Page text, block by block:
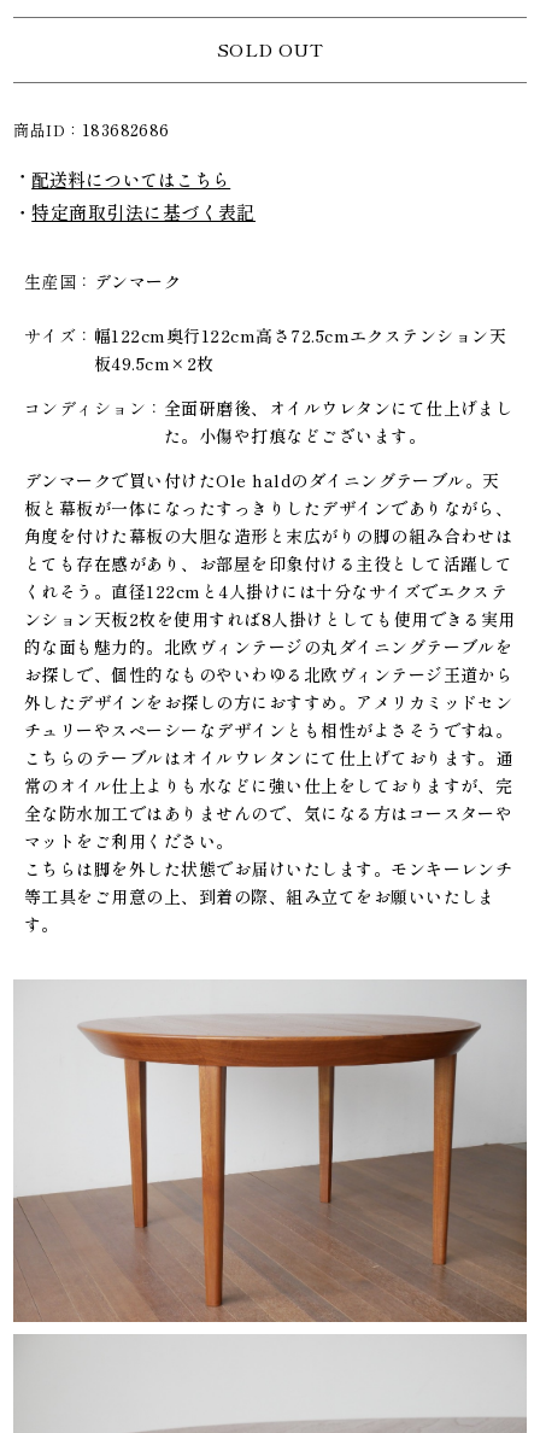
SOLD OUT
商品ID： 183682686
配送料についてはこちら
特定商取引法に基づく表記
生産国 デンマーク
サイズ
幅122cm奥行122cm高さ72.5cmエクステンション天
板49.5cm×2枚
コンディション
全面研磨後、オイルウレタンにて仕上げまし
た。小傷や打痕などございます。
デンマークで買い付けたOle haldのダイニングテーブル。天
板と幕板が一体になったすっきりしたデザインでありながら、
角度を付けた幕板の大胆な造形と末広がりの脚の組み合わせは
とても存在感があり、お部屋を印象付ける主役として活躍して
くれそう。直径122cmと4人掛けには十分なサイズでエクステ
ンション天板2枚を使用すれば8人掛けとしても使用できる実用
的な面も魅力的。北欧ヴィンテージの丸ダイニングテーブルを
お探しで、個性的なものやいわゆる北欧ヴィンテージ王道から
外したデザインをお探しの方におすすめ。アメリカミッドセン
チュリーやスペーシーなデザインとも相性がよさそうですね。
こちらのテーブルはオイルウレタンにて仕上げております。通
常のオイル仕上よりも水などに強い仕上をしておりますが、完
全な防水加工ではありませんので、気になる方はコースターや
マットをご利用ください。
こちらは脚を外した状態でお届けいたします。モンキーレンチ
等工具をご用意の上、到着の際、組み立てをお願いいたしま
す。